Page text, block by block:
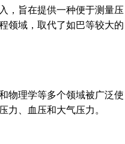
，旨在提供一种便于测量压
领域，取代了如巴等较大的
物理学等多个领域被广泛使
力、血压和大气压力。